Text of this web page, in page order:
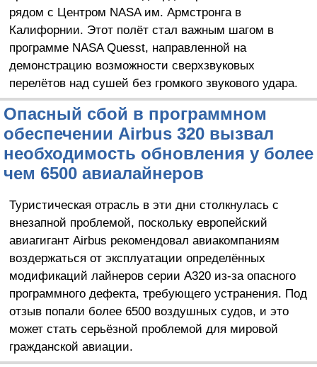
рядом с Центром NASA им. Армстронга в
Калифорнии. Этот полёт стал важным шагом в
программе NASA Quesst, направленной на
демонстрацию возможности сверхзвуковых
перелётов над сушей без громкого звукового удара.
Опасный сбой в программном
обеспечении Airbus 320 вызвал
необходимость обновления у более
чем 6500 авиалайнеров
Туристическая отрасль в эти дни столкнулась с
внезапной проблемой, поскольку европейский
авиагигант Airbus рекомендовал авиакомпаниям
воздержаться от эксплуатации определённых
модификаций лайнеров серии A320 из-за опасного
программного дефекта, требующего устранения. Под
отзыв попали более 6500 воздушных судов, и это
может стать серьёзной проблемой для мировой
гражданской авиации.